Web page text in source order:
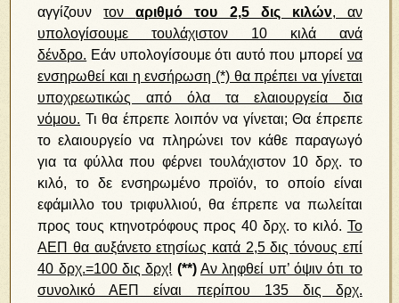
αγγίζουντοναριθμό του 2,5 δις κιλών, αν
υπολογίσουμε τουλάχιστον 10 κιλά ανά
δένδρο. Εάν υπολογίσουμε ότι αυτό που μπορεί να
ενσηρωθεί και η ενσήρωση (*) θα πρέπει να γίνεται
υποχρεωτικώς από όλα τα ελαιουργεία δια
νόμου. Τι θα έπρεπε λοιπόν να γίνεται; Θα έπρεπε
το ελαιουργείο να πληρώνει τον κάθε παραγωγό
για τα φύλλα που φέρνει τουλάχιστον 10 δρχ. το
κιλό, το δε ενσηρωμένο προϊόν, το οποίο είναι
εφάμιλλο του τριφυλλιού, θα έπρεπε να πωλείται
προς τους κτηνοτρόφους προς 40 δρχ. το κιλό. Το
ΑΕΠ θα αυξάνετο ετησίως κατά 2,5 δις τόνους επί
40 δρχ.=100 δις δρχ! (**) Αν ληφθεί υπ’ όψιν ότι το
συνολικό ΑΕΠ είναι περίπου 135 δις δρχ.